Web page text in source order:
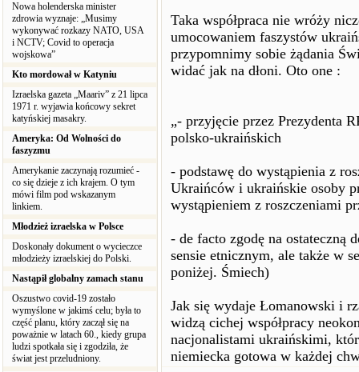
Nowa holenderska minister
zdrowia wyznaje: „Musimy
wykonywać rozkazy NATO, USA
i NCTV; Covid to operacja
wojskowa”
Kto mordował w Katyniu
Izraelska gazeta „Maariv” z 21 lipca
1971 r. wyjawia końcowy sekret
katyńskiej masakry.
Ameryka: Od Wolności do
faszyzmu
Amerykanie zaczynają rozumieć -
co się dzieje z ich krajem. O tym
mówi film pod wskazanym
linkiem.
Młodzież izraelska w Polsce
Doskonały dokument o wycieczce
młodzieży izraelskiej do Polski.
Nastąpił globalny zamach stanu
Oszustwo covid-19 zostało
wymyślone w jakimś celu; była to
część planu, który zaczął się na
poważnie w latach 60., kiedy grupa
ludzi spotkała się i zgodziła, że
świat jest przeludniony.
Taka współpraca nie wróży
umocowaniem faszystów
przypomnimy sobie żądania
widać jak na dłoni. Oto one :
„- przyjęcie przez Prezydenta
polsko-ukraińskich
- podstawę do wystąpienia z
Ukraińców i ukraińskie osoby
wystąpieniem z roszczeniami
- de facto zgodę na ostateczną
sensie etnicznym, ale także w
poniżej. Śmiech)
Jak się wydaje Łomanowski i
widzą cichej współpracy
nacjonalistami ukraińskimi,
niemiecka gotowa w każdej